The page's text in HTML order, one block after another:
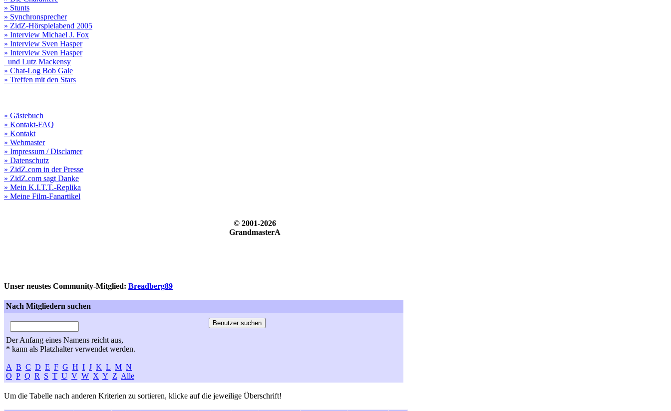
» Stunts
» Synchronsprecher
» ZidZ-Hörspielabend 2005
» Interview Michael J. Fox
» Interview Sven Hasper
» Interview Sven Hasper
und Lutz Mackensy
» Chat-Log Bob Gale
» Treffen mit den Stars
» Gästebuch
» Kontakt-FAQ
» Kontakt
» Webmaster
» Impressum / Disclamer
» Datenschutz
» ZidZ.com in der Presse
» ZidZ.com sagt Danke
» Mein K.I.T.T.-Replika
» Meine Film-Fanartikel
© 2001-2026
GrandmasterA
Unser neustes Community-Mitglied: Breadberg89
Nach Mitgliedern suchen
Der Anfang eines Namens reicht aus,
* kann als Platzhalter verwendet werden.
A B C D E F G H I J K L M N
O P Q R S T U V W X Y Z Alle
Um die Tabelle nach anderen Kriterien zu sortieren, klicke auf die jeweilige Überschrift!